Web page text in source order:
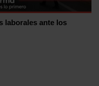
laborales ante los